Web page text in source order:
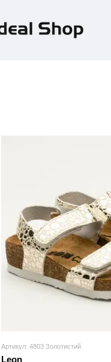
Артикул: 4803 Золотистий
Leon